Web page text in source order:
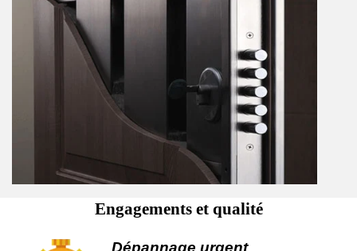
Engagements et qualité
Dépannage urgent